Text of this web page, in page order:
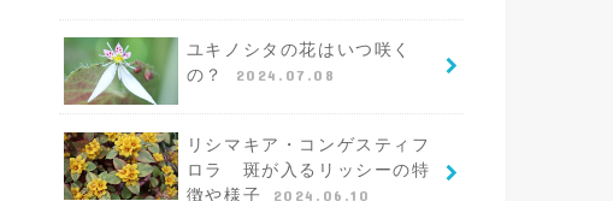
ユキノシタの花はいつ咲く
の？
2024.07.08
リシマキア・コンゲスティフ
ロラ 斑が入るリッシーの特
徴や様子
2024.06.10